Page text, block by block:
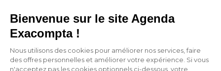
10,40 € 13,10 €